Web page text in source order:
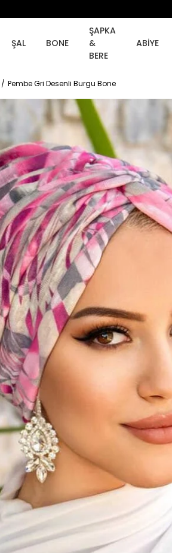
ŞAL BONE
ŞAPKA
&
BERE
ABİYE
Pembe Gri Desenli Burgu Bone